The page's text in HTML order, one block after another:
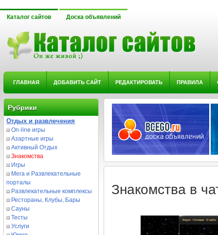
Каталог сайтов Доска объявлений
ГЛАВНАЯ ДОБАВИТЬ САЙТ РЕДАКТИРОВАТЬ ПРАВИЛА
Рубрики
Отдых и развлечения
On-line игры
Азартные игры
Активный Отдых
Знакомства
Игры
Мега и Развлекательные
порталы
Развлекательные комплексы
Рестораны, Клубы, Бары
Сауны
Тесты
Услуги
Знакомства в